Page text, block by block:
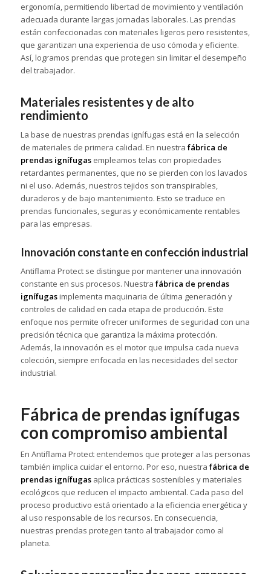
ergonomía, permitiendo libertad de movimiento y ventilación
adecuada durante largas jornadas laborales. Las prendas
están confeccionadas con materiales ligeros pero resistentes,
que garantizan una experiencia de uso cómoda y eficiente.
Así, logramos prendas que protegen sin limitar el desempeño
del trabajador.
Materiales resistentes y de alto
rendimiento
La base de nuestras prendas ignífugas está en la selección
de materiales de primera calidad. En nuestra fábrica de
prendas ignífugasempleamos telas con propiedades
retardantes permanentes, que no se pierden con los lavados
ni el uso. Además, nuestros tejidos son transpirables,
duraderos y de bajo mantenimiento. Esto se traduce en
prendas funcionales, seguras y económicamente rentables
para las empresas.
Innovación constante en confección industrial
Antiflama Protect se distingue por mantener una innovación
constante en sus procesos. Nuestra fábrica de prendas
ignífugasimplementa maquinaria de última generación y
controles de calidad en cada etapa de producción. Este
enfoque nos permite ofrecer uniformes de seguridad con una
precisión técnica que garantiza la máxima protección.
Además, la innovación es el motor que impulsa cada nueva
colección, siempre enfocada en las necesidades del sector
industrial.
Fábrica de prendas ignífugas
con compromiso ambiental
En Antiflama Protect entendemos que proteger a las personas
también implica cuidar el entorno. Por eso, nuestra fábrica de
prendas ignífugasaplica prácticas sostenibles y materiales
ecológicos que reducen el impacto ambiental. Cada paso del
proceso productivo está orientado a la eficiencia energética y
al uso responsable de los recursos. En consecuencia,
nuestras prendas protegen tanto al trabajador como al
planeta.